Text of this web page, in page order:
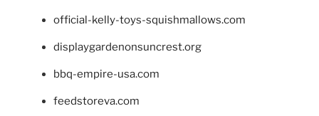
official-kelly-toys-squishmallows.com
displaygardenonsuncrest.org
bbq-empire-usa.com
feedstoreva.com